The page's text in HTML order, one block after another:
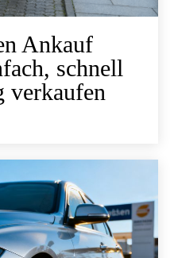
Ankauf
schnell
verkaufen